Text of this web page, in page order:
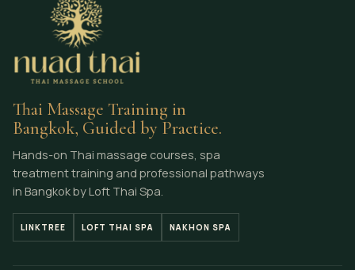
Thai Massage Training in
Bangkok, Guided by Practice.
Hands-on Thai massage courses, spa
treatment training and professional pathways
in Bangkok by Loft Thai Spa.
LINKTREE LOFT THAI SPA NAKHON SPA